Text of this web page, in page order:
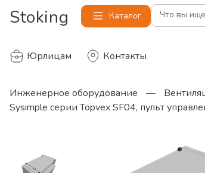
Stoking Каталог Что вы
Юрлицам Контакты
Инженерное оборудование —
Sysimple серии Topvex SF04, пульт